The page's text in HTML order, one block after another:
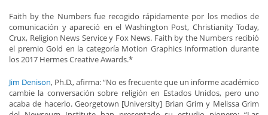
Faith by the Numbers fue recogido rápidamente por los medios de
comunicación y apareció en el Washington Post, Christianity Today,
Crux, Religion News Service y Fox News. Faith by the Numbers recibió
el premio Gold en la categoría Motion Graphics Information durante
los 2017 Hermes Creative Awards.*
Jim Denison, Ph.D., afirma: “No es frecuente que un informe académico
cambie la conversación sobre religión en Estados Unidos, pero uno
acaba de hacerlo. Georgetown [University] Brian Grim y Melissa Grim